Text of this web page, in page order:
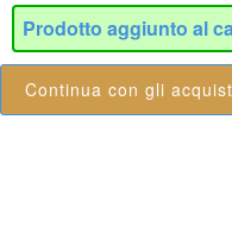
Prodotto aggiunto al
Continua con gli